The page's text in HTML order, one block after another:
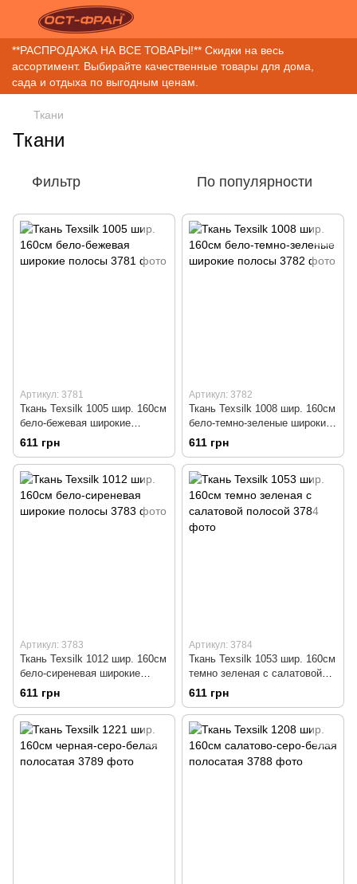
**РАСПРОДАЖА НА ВСЕ ТОВАРЫ!** Скидки на весь
ассортимент. Выбирайте качественные товары для дома,
сада и отдыха по выгодным ценам.
Ткани
Ткани
Фильтр По популярности
Артикул: 3781
Ткань Texsilk 1005 шир. 160см
бело-бежевая широкие
полосы
611 грн
Артикул: 3782
Ткань Texsilk 1008 шир. 160см
бело-темно-зеленые широкие
полосы
611 грн
Артикул: 3783
Ткань Texsilk 1012 шир. 160см
бело-сиреневая широкие
полосы
611 грн
Артикул: 3784
Ткань Texsilk 1053 шир. 160см
темно зеленая с салатовой
полосой
611 грн